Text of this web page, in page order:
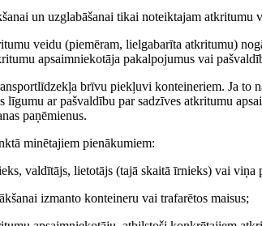
un uzglabāšanai tikai noteiktajam atkritumu
veidu (piemēram, lielgabarīta atkritumu)
apsaimniekotāja pakalpojumus vai
brīvu piekļuvi konteineriem. Ja to
līgumu ar pašvaldību par sadzīves atkritumu
paņēmienus.
minētajiem pienākumiem:
valdītājs, lietotājs (tajā skaitā īrnieks) vai
izmanto konteineru vai trafarētos maisus;